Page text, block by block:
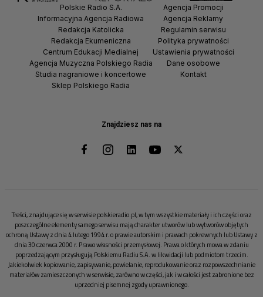
Znajdziesz nas na
Polskie Radio S.A.
Informacyjna Agencja Radiowa
Redakcja Katolicka
Redakcja Ekumeniczna
Centrum Edukacji Medialnej
Agencja Muzyczna Polskiego Radia
Studia nagraniowe i koncertowe
Sklep Polskiego Radia
Agencja Promocji
Agencja Reklamy
Regulamin serwisu
Polityka prywatności
Ustawienia prywatności
Dane osobowe
Kontakt
Treści, znajdujące się w serwisie polskieradio.pl, w tym wszystkie materiały i ich części oraz
poszczególne elementy samego serwisu mają charakter utworów lub wytworów objętych
ochroną Ustawy z dnia 4 lutego 1994 r. o prawie autorskim i prawach pokrewnych lub Ustawy z
dnia 30 czerwca 2000 r. Prawo własności przemysłowej. Prawa o których mowa w zdaniu
poprzedzającym przysługują Polskiemu Radiu S.A. w likwidacji lub podmiotom trzecim.
Jakiekolwiek kopiowanie, zapisywanie, powielanie, reprodukowanie oraz rozpowszechnianie
materiałów zamieszczonych w serwisie, zarówno w części, jak i w całości jest zabronione bez
uprzedniej pisemnej zgody uprawnionego.